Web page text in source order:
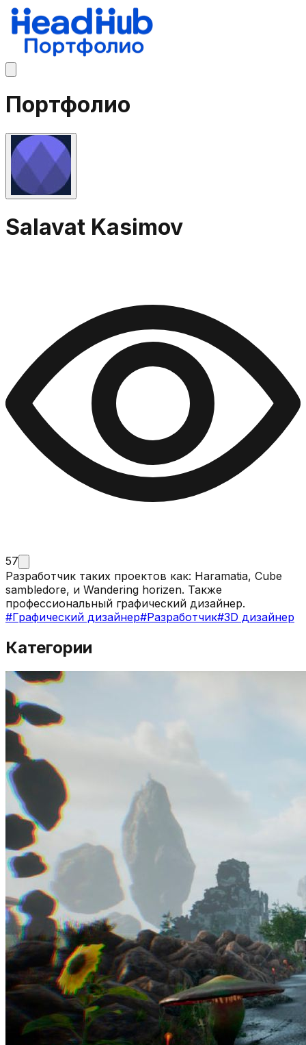
Портфолио
Salavat Kasimov
57
Разработчик таких проектов как: Haramatia, Cube
sambledore, и Wandering horizen. Также
профессиональный графический дизайнер.
#Графический дизайнер#Разработчик#3D дизайнер
Категории